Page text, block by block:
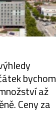
bychom
až
Ceny za